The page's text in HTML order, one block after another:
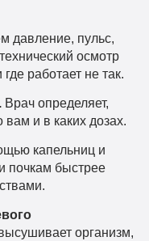
давление, пульс,
осмотр
работает не так.
Врач определяет,
и в каких дозах.
капельниц и
почкам быстрее
организм,